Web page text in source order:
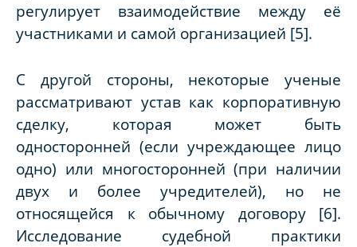
регулирует взаимодействие между её
участниками и самой организацией [5].
С другой стороны, некоторые ученые
рассматривают устав как корпоративную
сделку, которая может быть
односторонней (если учреждающее лицо
одно) или многосторонней (при наличии
двух и более учредителей), но не
относящейся к обычному договору [6].
Исследование судебной практики